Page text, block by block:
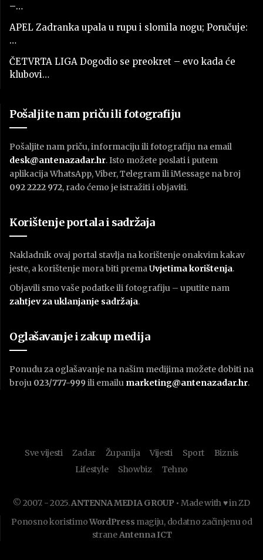
–…
APEL Zadranka upala u rupu i slomila nogu; Poručuje:
…
ČETVRTA LIGA Dogodio se preokret – evo kada će
klubovi…
Pošaljite nam priču ili fotografiju
Pošaljite nam priču, informaciju ili fotografiju na email
desk@antenazadar.hr. Isto možete poslati i putem
aplikacija WhatsApp, Viber, Telegram ili iMessage na broj
092 2222 972, rado ćemo je istražiti i objaviti.
Korištenje portala i sadržaja
Nakladnik ovaj portal stavlja na korištenje onakvim kakav
jeste, a korištenje mora biti premaUvjetima korištenja.
Objavili smo vaše podatke ili fotografiju – uputite nam
zahtjev za uklanjanje sadržaja.
Oglašavanje i zakup medija
Ponudu za oglašavanje na našim medijima možete dobiti na
broju 023/777-999 ili emailu marketing@antenazadar.hr.
Sve vijesti Zadar Županija Vijesti Sport
Biznis
Lifestyle
Showbiz Tehno
© 2007. - 2025.ANTENNA MEDIA GROUP • Made with ♥ in ZD
Ponosno koristimoWordPress magiju, dodatno začinjenu od
straneAntenna ICT